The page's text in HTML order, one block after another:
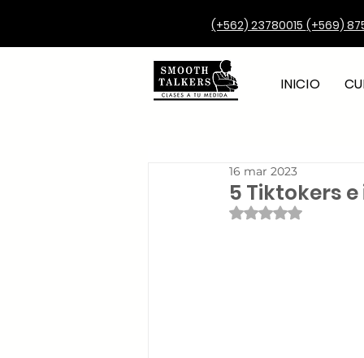
(+562) 23780015 (+569)
INICIO
5 Tiktokers
16 mar 2023
Obtuvo NaN de